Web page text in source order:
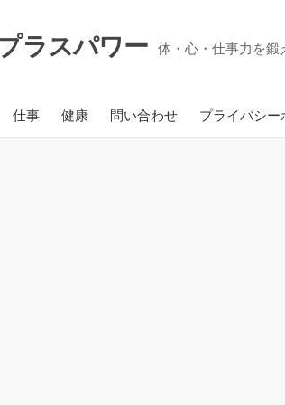
ラスパワー 体・心・仕事力を
仕事 健康 問い合わせ プライバシー